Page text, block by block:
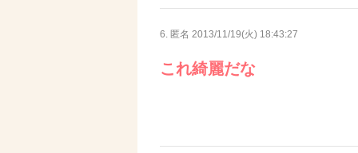
6. 匿名 2013/11/19(火) 18:43:27
これ綺麗だな